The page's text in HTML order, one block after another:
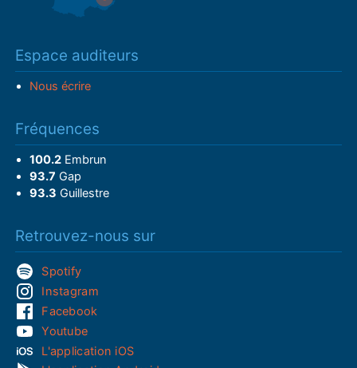
Espace auditeurs
Nous écrire
Fréquences
100.2Embrun
93.7 Gap
93.3 Guillestre
Retrouvez-nous sur
Spotify
Instagram
Facebook
Youtube
L'application iOS